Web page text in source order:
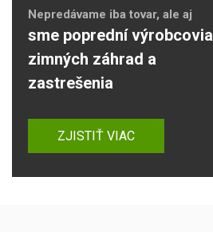
Nepredávame iba tovar, ale aj
sme poprední výrobcovia
zimných záhrad a
zastrešenia
ZJISTIŤ VIAC